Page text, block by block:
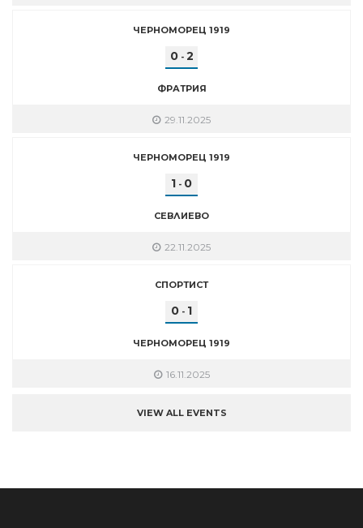
ЧЕРНОМОРЕЦ 1919
0- 2
ФРАТРИЯ
29.11.2025
ЧЕРНОМОРЕЦ 1919
1 - 0
СЕВЛИЕВО
22.11.2025
СПОРТИСТ
0 - 1
ЧЕРНОМОРЕЦ 1919
16.11.2025
VIEW ALL EVENTS